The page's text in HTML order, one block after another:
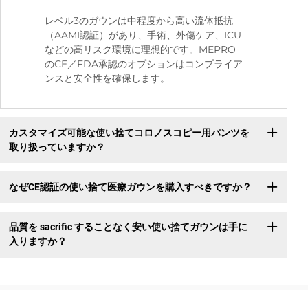
レベル3のガウンは中程度から高い流体抵抗
（AAMI認証）があり、手術、外傷ケア、ICU
などの高リスク環境に理想的です。MEPRO
のCE／FDA承認のオプションはコンプライア
ンスと安全性を確保します。
カスタマイズ可能な使い捨てコロノスコピー用パンツを
取り扱っていますか？
なぜCE認証の使い捨て医療ガウンを購入すべきですか？
品質を sacrific することなく安い使い捨てガウンは手に
入りますか？